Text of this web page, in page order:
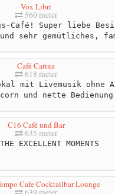
Vox Libri
560 meter
Café! Super liebe
sehr gemütliches,
Café Carina
618 meter
mit Livemusik ohne
und nette
C16 Café und Bar
635 meter
EXCELLENT MOMENTS
Cafe Cocktailbar Lounge